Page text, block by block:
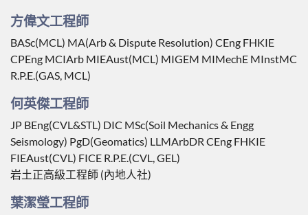
方偉文工程師
BASc(MCL) MA(Arb & Dispute Resolution) CEng FHKIE
CPEng MCIArb MIEAust(MCL) MIGEM MIMechE MInstMC
R.P.E.(GAS, MCL)
何英傑工程師
JP BEng(CVL&STL) DIC MSc(Soil Mechanics & Engg
Seismology) PgD(Geomatics) LLMArbDR CEng FHKIE
FIEAust(CVL) FICE R.P.E.(CVL, GEL)
岩土正高級工程師 (內地人社)
葉潔瑩工程師